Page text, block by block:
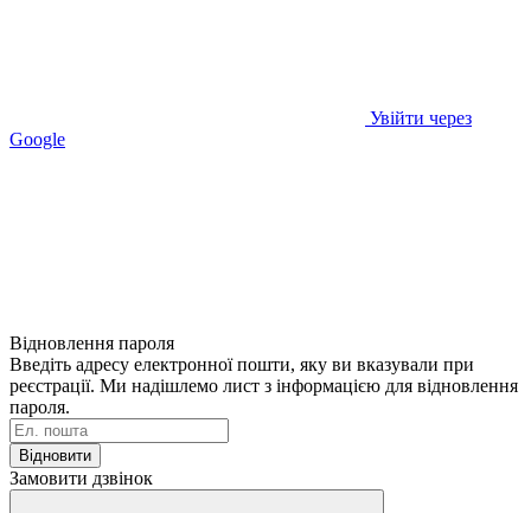
Увійти через
Google
Відновлення пароля
Введіть адресу електронної пошти, яку ви вказували при
реєстрації. Ми надішлемо лист з інформацією для відновлення
пароля.
Відновити
Замовити дзвінок